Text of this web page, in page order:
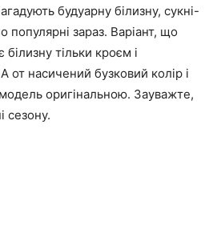
будуарну білизну, сукні-
популярні зараз. Варіант, що
тільки кроєм і
от насичений бузковий колір і
модель оригінальною. Зауважте,
сезону.